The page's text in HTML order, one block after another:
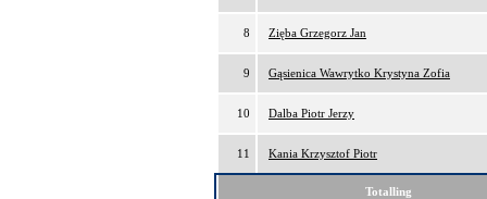
8 Zięba Grzegorz Jan
9 Gąsienica Wawrytko Krystyna Zofia
10 Dalba Piotr Jerzy
11 Kania Krzysztof Piotr
Totalling